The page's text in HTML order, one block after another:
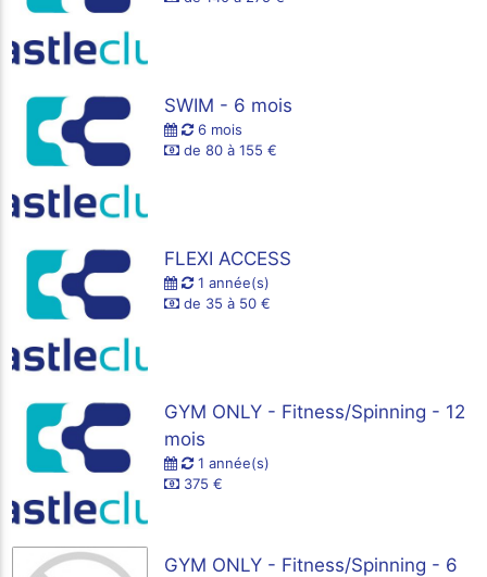
SWIM - 6 mois
6 mois
de 80 à 155 €
FLEXI ACCESS
1 année(s)
de 35 à 50 €
GYM ONLY - Fitness/Spinning - 12
mois
1 année(s)
375 €
GYM ONLY - Fitness/Spinning - 6